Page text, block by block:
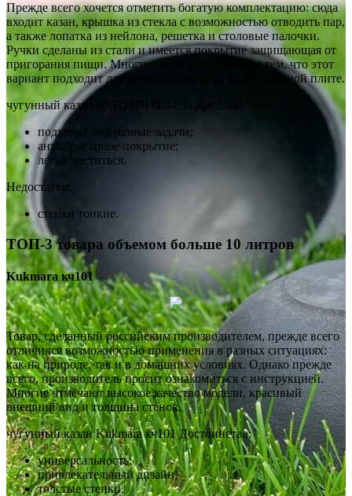
Прежде всего хочется отметить богатую комплектацию: сюда
входит казан, крышка из стекла с возможностью отводить пар,
а также лопатка из нейлона, решетка и столовые палочки.
Ручки сделаны из стали и имеется покрытие защищающая от
пригорания пищи. Многие покупатели делятся тем, что этот
вариант подходит для использования на индукционной плите.
чугунный казан SATOSHI 808-031 Достоинства:
подходит под разные задачи;
антипригарное покрытие;
легко чиститься.
Недостатки:
стенки тонкие.
ТОП-3 товара объемом больше 10 литров
Kukmara кч101
Товар, сделанный российским производителем, прежде всего
отличился возможностью применения в разных ситуациях:
как на природе, так и в домашних условиях. Однако прежде
всего, производитель просит ознакомиться с инструкцией.
Многие отмечают высокое качество модели, красивый
внешний вид и толщина стенок.
чугунный казан Kukmara кч101 Достоинства:
универсальность;
привлекательный дизайн;
толстые стенки.